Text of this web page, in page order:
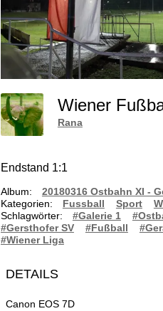
Wiener
Rana
Endstand 1:1
Album:
20180316 Ostbahn XI -
Kategorien:
Fussball Sport
Schlagwörter:
#Galerie 1
#Gersthofer SV
#Fußball
#Wiener Liga
DETAILS
Canon EOS 7D